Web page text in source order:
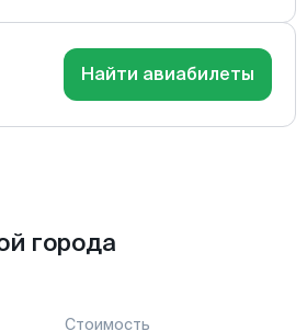
Найти авиабилеты
города
Стоимость